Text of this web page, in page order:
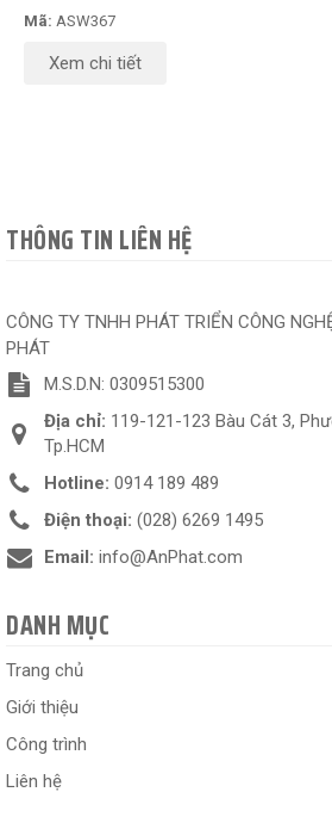
Mã: ASW367
Xem chi tiết
THÔNG TIN LIÊN HỆ
CÔNG TY TNHH PHÁT TRIỂN CÔNG
PHÁT
M.S.D.N: 0309515300
Địa chỉ: 119-121-123 Bàu Cát 3,
Tp.HCM
Hotline: 0914 189 489
Điện thoại: (028) 6269 1495
Email: info@AnPhat.com
DANH MỤC
Trang chủ
Giới thiệu
Công trình
Liên hệ